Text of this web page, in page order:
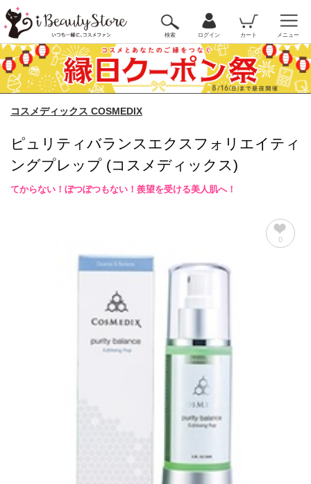
検索 ログイン カート メニュー
コスメディックス COSMEDIX
ピュリティバランスエクスフォリエイティ
ングプレップ (コスメディックス)
てからない！ぼつぼつもない！羨望を受ける美人肌へ！
0